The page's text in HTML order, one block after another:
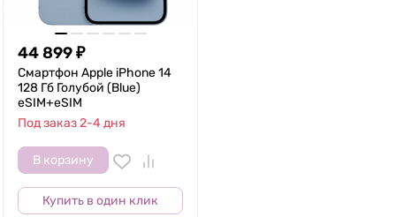
44 899₽
Смартфон Apple iPhone 14
128 Гб Голубой (Blue)
eSIM+eSIM
Под заказ 2-4 дня
В корзину
Купить в один клик